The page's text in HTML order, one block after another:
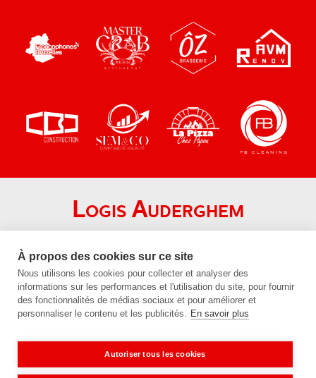
Logis Auderghem
1160 Auderghem
+32 (0)2 672 24 21
info@logis-auderghem.be
BE96 1430 9818 3505
Vie privée
À propos des cookies sur ce site
Nous utilisons les cookies pour collecter et analyser des
informations sur les performances et l'utilisation du site, pour fournir
des fonctionnalités de médias sociaux et pour améliorer et
personnaliser le contenu et les publicités. En savoir plus
Autoriser tous les cookies